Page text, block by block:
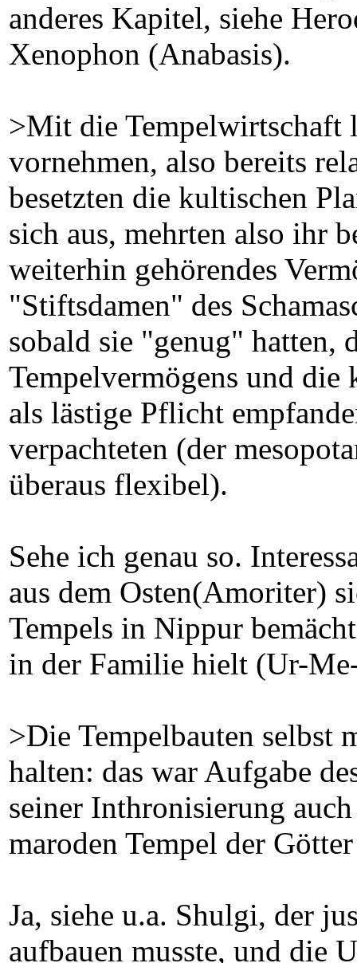
anderes Kapitel, siehe
Xenophon (Anabasis).
>Mit die Tempelwirtschaft
vornehmen, also bereits
besetzten die kultischen
sich aus, mehrten also ihr
weiterhin gehörendes
"Stiftsdamen" des
sobald sie "genug" hatten,
Tempelvermögens und
als lästige Pflicht
verpachteten (der
überaus flexibel).
Sehe ich genau so.
aus dem Osten(Amoriter)
Tempels in Nippur
in der Familie hielt (Ur-
>Die Tempelbauten selbst
halten: das war Aufgabe
seiner Inthronisierung
maroden Tempel der
Ja, siehe u.a. Shulgi, der
aufbauen musste, und die